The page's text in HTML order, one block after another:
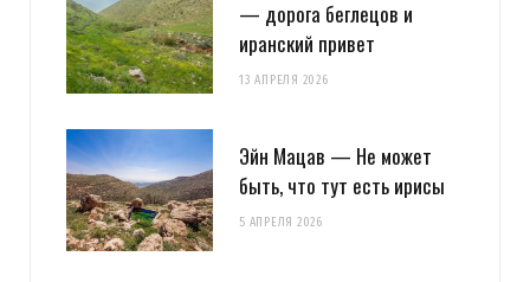
— дорога беглецов и
иранский привет
13 АПРЕЛЯ 2026
Эйн Мацав — Не может
быть, что тут есть ирисы
5 АПРЕЛЯ 2026